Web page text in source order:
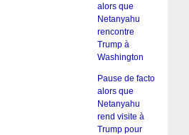
alors que
Netanyahu
rencontre
Trump à
Washington
Pause de facto
alors que
Netanyahu
rend visite à
Trump pour